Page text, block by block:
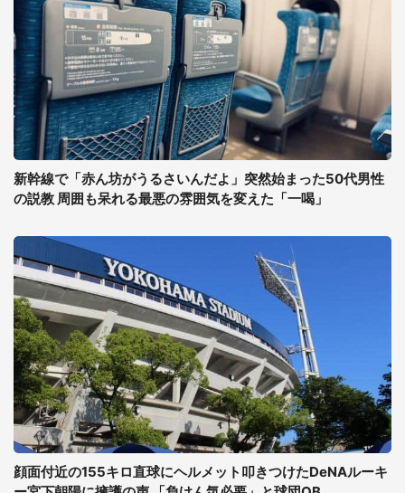
新幹線で「赤ん坊がうるさいんだよ」突然始まった50代男性
の説教 周囲も呆れる最悪の雰囲気を変えた「一喝」
顔面付近の155キロ直球にヘルメット叩きつけたDeNAルーキ